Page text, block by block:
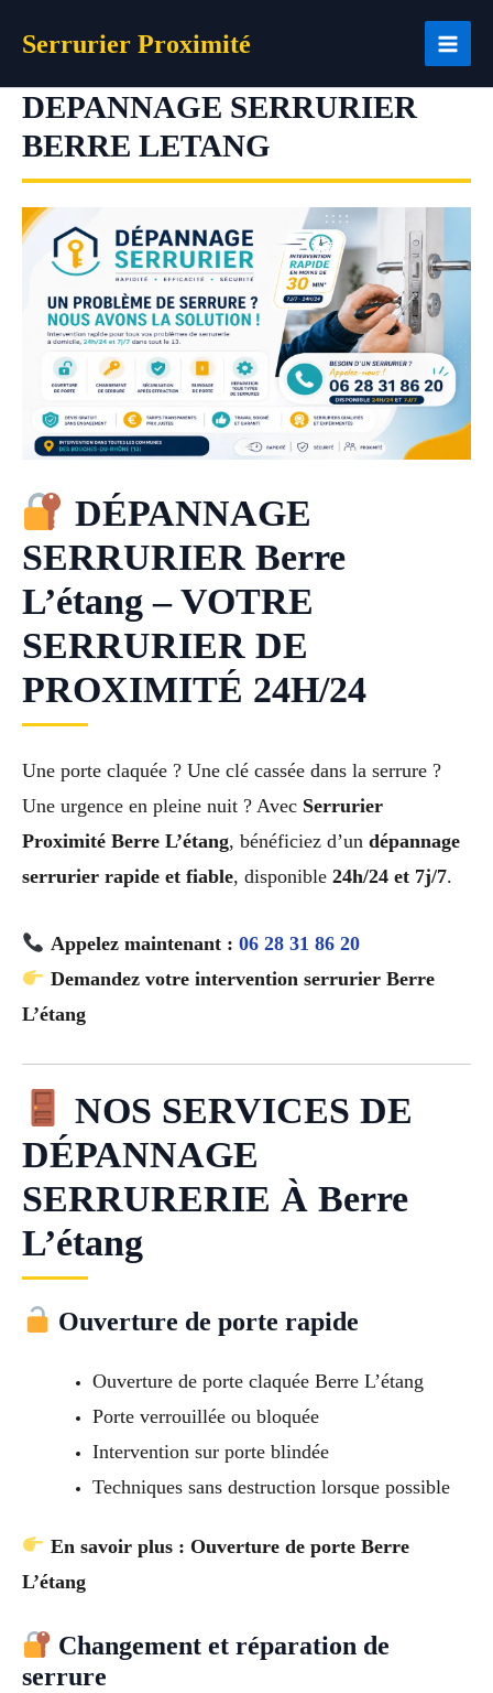
Serrurier Proximité
DEPANNAGE SERRURIER
BERRE LETANG
DÉPANNAGE
SERRURIER Berre
L’étang – VOTRE
SERRURIER DE
PROXIMITÉ 24H/24
Une porte claquée ? Une clé cassée dans la serrure ?
Une urgence en pleine nuit ? Avec Serrurier
Proximité Berre L’étang, bénéficiez d’un dépannage
serrurier rapide et fiable, disponible 24h/24 et 7j/7.
Appelez maintenant : 06 28 31 86 20
Demandez votre intervention serrurier Berre
L’étang
NOS SERVICES DE
DÉPANNAGE
SERRURERIE À Berre
L’étang
Ouverture de porte rapide
Ouverture de porte claquée Berre L’étang
Porte verrouillée ou bloquée
Intervention sur porte blindée
Techniques sans destruction lorsque possible
En savoir plus : Ouverture de porte Berre
L’étang
Changement et réparation de
serrure